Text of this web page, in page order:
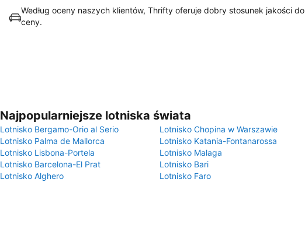
Według oceny naszych klientów, Thrifty oferuje dobry stosunek jakości do
ceny.
Najpopularniejsze lotniska świata
Lotnisko Bergamo-Orio al Serio
Lotnisko Chopina w Warszawie
Lotnisko Palma de Mallorca
Lotnisko Katania-Fontanarossa
Lotnisko Lisbona-Portela
Lotnisko Malaga
Lotnisko Barcelona-El Prat
Lotnisko Bari
Lotnisko Alghero
Lotnisko Faro